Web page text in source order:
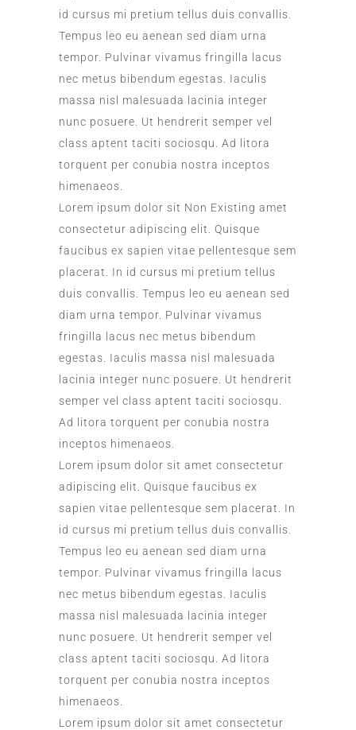
id cursus mi pretium tellus duis convallis.
Tempus leo eu aenean sed diam urna
tempor. Pulvinar vivamus fringilla lacus
nec metus bibendum egestas. Iaculis
massa nisl malesuada lacinia integer
nunc posuere. Ut hendrerit semper vel
class aptent taciti sociosqu. Ad litora
torquent per conubia nostra inceptos
himenaeos.
Lorem ipsum dolor sit Non Existing amet
consectetur adipiscing elit. Quisque
faucibus ex sapien vitae pellentesque sem
placerat. In id cursus mi pretium tellus
duis convallis. Tempus leo eu aenean sed
diam urna tempor. Pulvinar vivamus
fringilla lacus nec metus bibendum
egestas. Iaculis massa nisl malesuada
lacinia integer nunc posuere. Ut hendrerit
semper vel class aptent taciti sociosqu.
Ad litora torquent per conubia nostra
inceptos himenaeos.
Lorem ipsum dolor sit amet consectetur
adipiscing elit. Quisque faucibus ex
sapien vitae pellentesque sem placerat. In
id cursus mi pretium tellus duis convallis.
Tempus leo eu aenean sed diam urna
tempor. Pulvinar vivamus fringilla lacus
nec metus bibendum egestas. Iaculis
massa nisl malesuada lacinia integer
nunc posuere. Ut hendrerit semper vel
class aptent taciti sociosqu. Ad litora
torquent per conubia nostra inceptos
himenaeos.
Lorem ipsum dolor sit amet consectetur